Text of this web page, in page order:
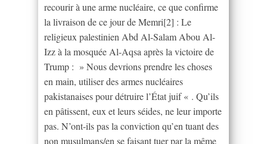
recourir à une arme nucléaire, ce que confirme
la livraison de ce jour de Memri[2] : Le
religieux palestinien Abd Al-Salam Abou Al-
Izz à la mosquée Al-Aqsa après la victoire de
Trump : » Nous devrions prendre les choses
en main, utiliser des armes nucléaires
pakistanaises pour détruire l’État juif « . Qu’ils
en pâtissent, eux et leurs séides, ne leur importe
pas. N’ont-ils pas la conviction qu’en tuant des
non musulmans/en se faisant tuer par la même